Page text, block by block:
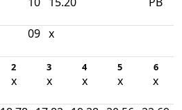
09 x
2 3 4 5 6
x x x x x